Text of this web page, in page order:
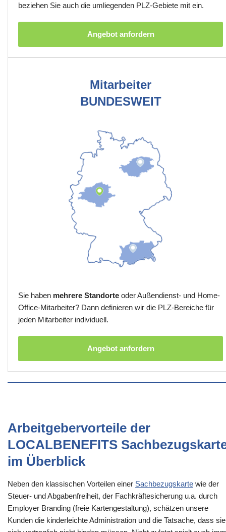
beziehen Sie auch die umliegenden PLZ-Gebiete mit ein.
Angebot anfordern
Mitarbeiter
BUNDESWEIT
Sie haben mehrere Standorte oder Außendienst- und Home-
Office-Mitarbeiter? Dann definieren wir die PLZ-Bereiche für
jeden Mitarbeiter individuell.
Angebot anfordern
Arbeitgebervorteile der
LOCALBENEFITS
im Überblick
Neben den klassischen Vorteilen einer Sachbezugskarte wie der
Steuer- und Abgabenfreiheit, der Fachkräftesicherung u.a. durch
Employer Branding (freie Kartengestaltung), schätzen unsere
Kunden die kinderleichte Administration und die Tatsache, dass sie